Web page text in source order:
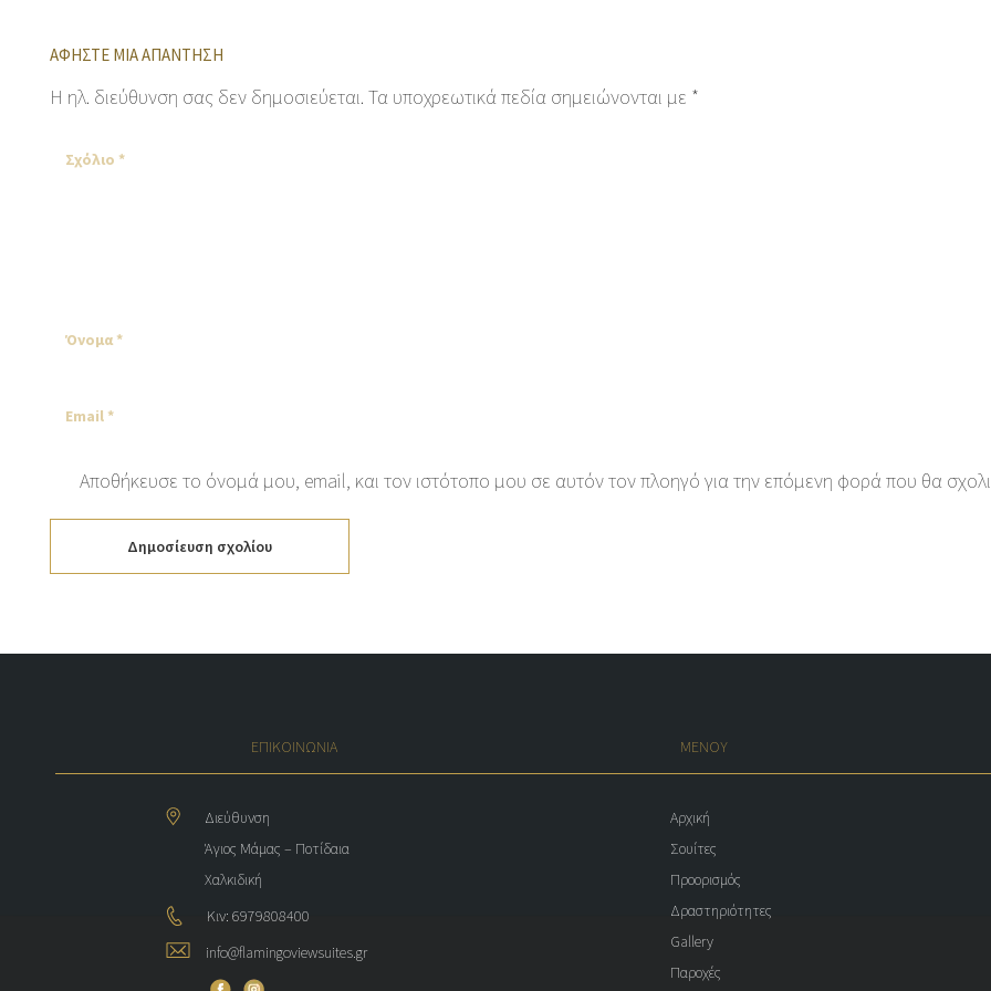
ΑΦΉΣΤΕ ΜΙΑ ΑΠΆΝΤΗΣΗ
Η ηλ. διεύθυνση σας δεν δημοσιεύεται. Τα υποχρεωτικά πεδία σημειώνονται με *
Αποθήκευσε το όνομά μου, email, και τον ιστότοπο μου σε αυτόν τον πλοηγό για την επόμενη φορά που θα
Δημοσίευση σχολίου
ΕΠΙΚΟΙΝΩΝΙΑ ΜΕΝΟΥ
Διεύθυνση
Άγιος Μάμας – Ποτίδαια
Χαλκιδική
Κιν: 6979808400
info@flamingoviewsuites.gr
Αρχική
Σουίτες
Προορισμός
Δραστηριότητες
Gallery
Παροχές